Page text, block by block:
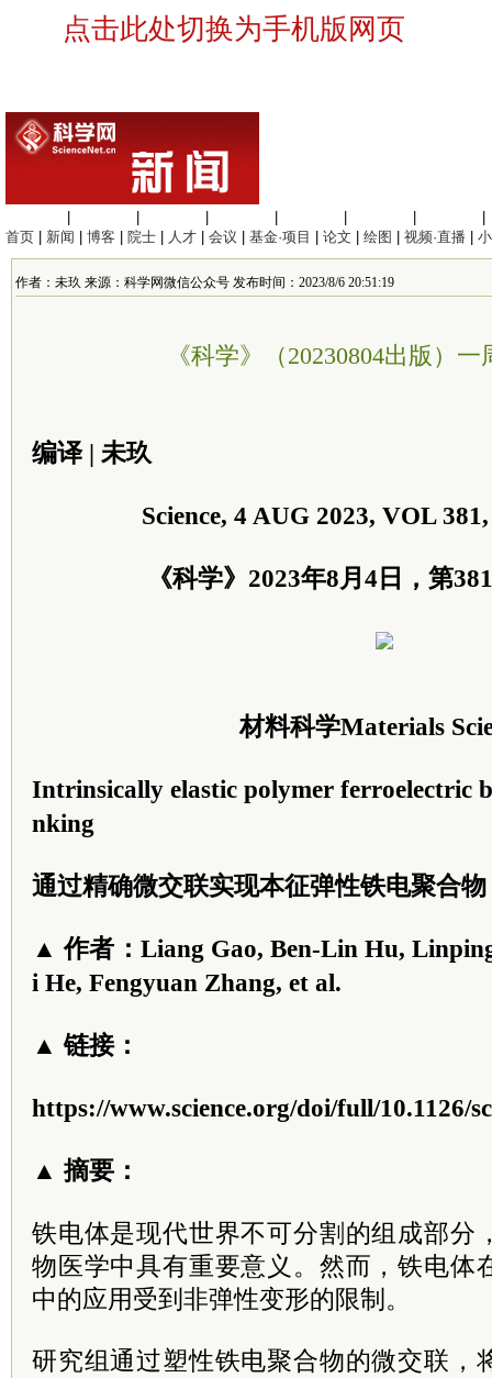
点击此处切换为手机版网页
首页
新闻 博客 院士 人才 会议 基金·项目 论文 绘图 视频·直播
作者：未玖 来源：科学网微信公众号 发布时间：2023/8/6 20:51:19
《科学》（20230804出版）
编译 | 未玖
Science, 4 AUG 2023, VOL
《科学》2023年8月4日，第
材料科学Materials
Intrinsically elastic polymer ferroelectric
nking
通过精确微交联实现本征弹性铁电聚合物
▲ 作者：Liang Gao, Ben-Lin Hu,
i He, Fengyuan Zhang, et al.
▲ 链接：
https://www.science.org/doi/full/10.1126/
▲ 摘要：
铁电体是现代世界不可分割的组成部分
物医学中具有重要意义。然而，铁电体
中的应用受到非弹性变形的限制。
研究组通过塑性铁电聚合物的微交联，